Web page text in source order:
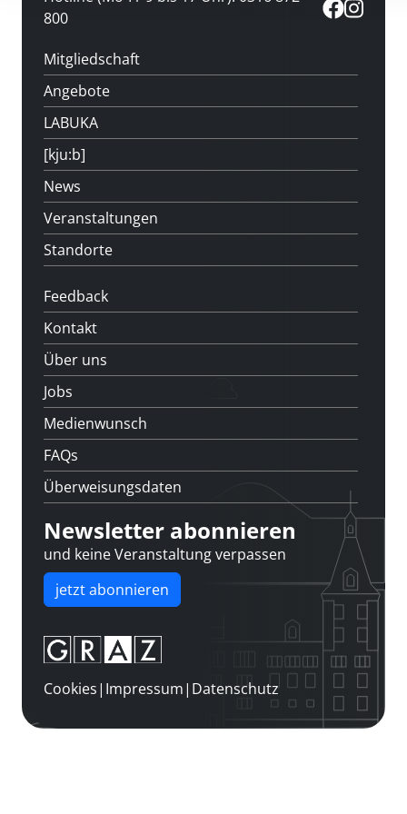
800
Mitgliedschaft
Angebote
LABUKA
[kju:b]
News
Veranstaltungen
Standorte
Feedback
Kontakt
Über uns
Jobs
Medienwunsch
FAQs
Überweisungsdaten
Newsletter abonnieren
und keine Veranstaltung verpassen
jetzt abonnieren
Cookies| Impressum| Datenschutz